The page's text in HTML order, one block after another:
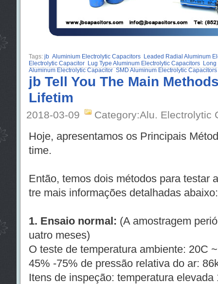
Tags: jb Aluminium Electrolytic Capacitors Leaded Radial Aluminum
Electrolytic Capacitor Lug Type Aluminum Electrolytic Capacitors Long
Aluminum Electrolytic Capacitor SMD Aluminum Electrolytic Capacitors
jb Tell You The Main
Lifetim
2018-03-09 Category:Alu. Electrolytic
Hoje, apresentamos os Principais
time.
Então, temos dois métodos para testar
tre mais informações detalhadas abaixo:
1. Ensaio normal: (A amostragem
uatro meses)
O teste de temperatura ambiente: 20C
45% -75% de pressão relativa do ar:
Itens de inspeção: temperatura